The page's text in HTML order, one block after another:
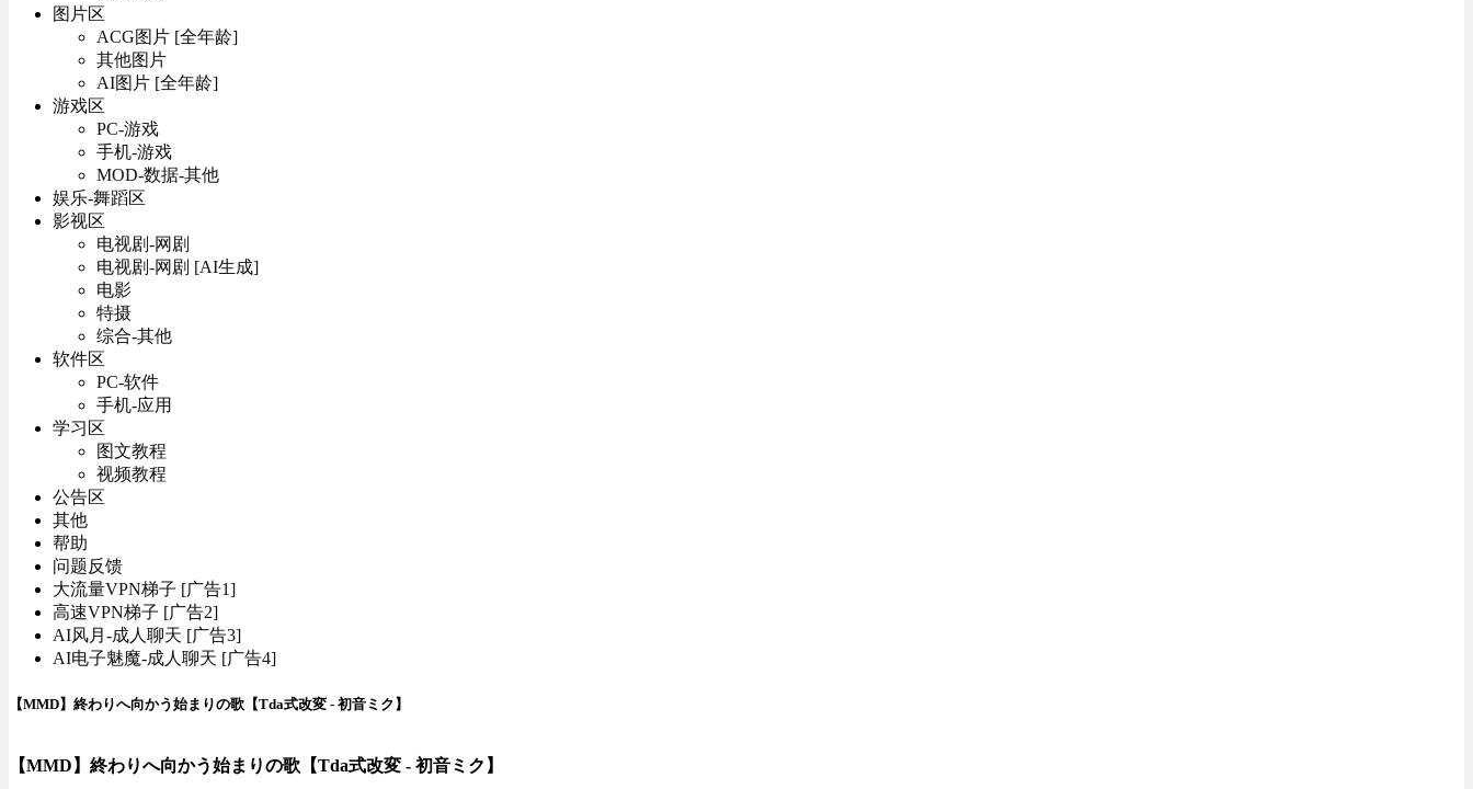
图片区
ACG图片 [全年龄]
其他图片
AI图片 [全年龄]
游戏区
PC-游戏
手机-游戏
MOD-数据-其他
娱乐-舞蹈区
影视区
电视剧-网剧
电视剧-网剧 [AI生成]
电影
特摄
综合-其他
软件区
PC-软件
手机-应用
学习区
图文教程
视频教程
公告区
其他
帮助
问题反馈
大流量VPN梯子 [广告1]
高速VPN梯子 [广告2]
AI风月-成人聊天 [广告3]
AI电子魅魔-成人聊天 [广告4]
【MMD】終わりへ向かう始まりの歌【Tda式改変 - 初音ミク】
【MMD】終わりへ向かう始まりの歌【Tda式改変 - 初音ミク】